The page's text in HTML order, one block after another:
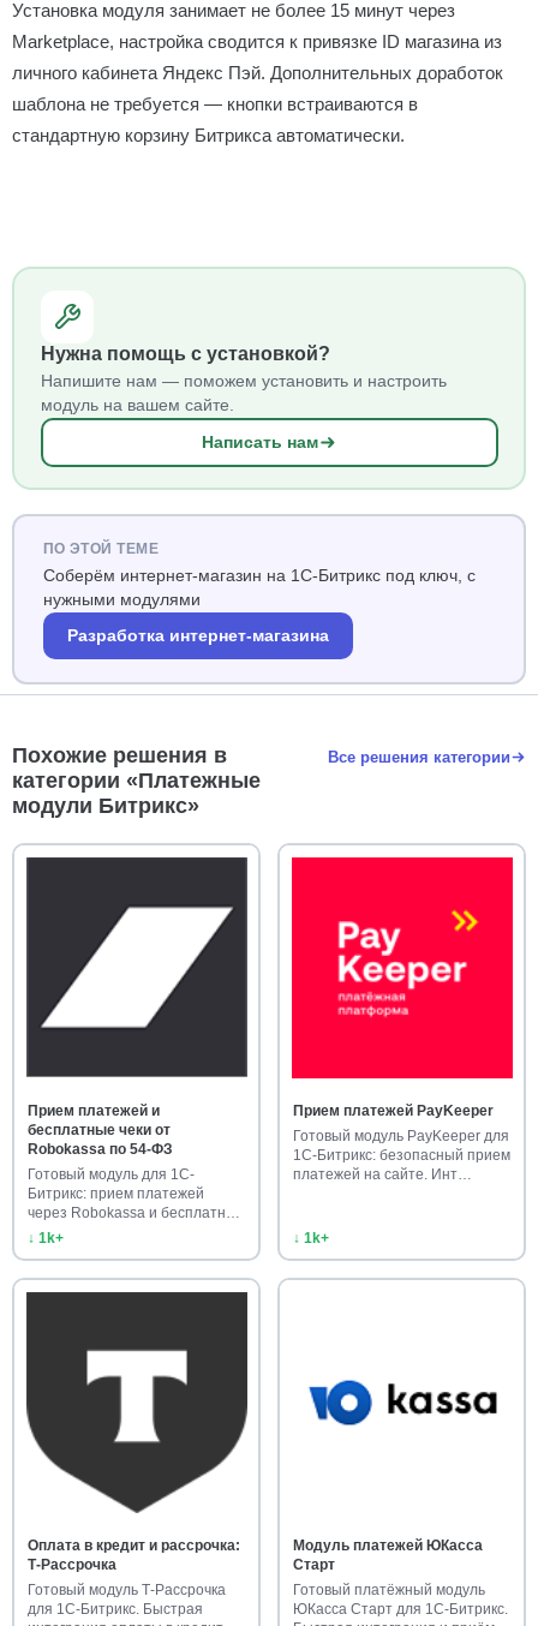
Установка модуля занимает не более 15 минут через
Marketplace, настройка сводится к привязке ID магазина из
личного кабинета Яндекс Пэй. Дополнительных доработок
шаблона не требуется — кнопки встраиваются в
стандартную корзину Битрикса автоматически.
Нужна помощь с установкой?
Напишите нам — поможем установить и настроить
модуль на вашем сайте.
Написать нам
ПО ЭТОЙ ТЕМЕ
Соберём интернет-магазин на 1С-Битрикс под ключ, с
нужными модулями
Разработка интернет-магазина
Похожие решения в
категории «Платежные
модули Битрикс»
Все решения категории
Прием платежей и
бесплатные чеки от
Robokassa по 54-ФЗ
Готовый модуль для 1С-
Битрикс: прием платежей
через Robokassa и бесплатные
чеки …
↓ 1k+
Прием платежей PayKeeper
Готовый модуль PayKeeper для
1С-Битрикс: безопасный прием
платежей на сайте. Инт…
↓ 1k+
Оплата в кредит и рассрочка:
Т-Рассрочка
Готовый модуль Т-Рассрочка
для 1С-Битрикс. Быстрая
Модуль платежей ЮКасса
Старт
Готовый платёжный модуль
ЮКасса Старт для 1С-Битрикс.